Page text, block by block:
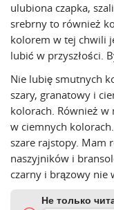
ulubiona czapka,
srebrny to również
kolorem w tej chwili
lubić w przyszłości.
Nie lubię smutnych
szary, granatowy i
kolorach. Również
w ciemnych
szare rajstopy. Mam
naszyjników i
czarny i brązowy nie
Не только